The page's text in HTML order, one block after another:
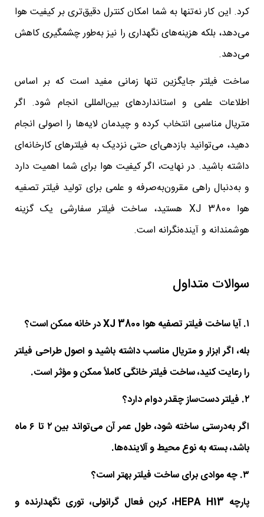
کرد. این کار نه‌تنها به شما امکان کنترل دقیق‌تری بر کیفیت هوا
می‌دهد، بلکه هزینه‌های نگهداری را نیز به‌طور چشمگیری کاهش
می‌دهد.
ساخت فیلتر جایگزین تنها زمانی مفید است که بر اساس
اطلاعات علمی و استانداردهای بین‌المللی انجام شود. اگر
متریال مناسبی انتخاب کرده و چیدمان لایه‌ها را اصولی انجام
دهید، می‌توانید بازدهی‌ای حتی نزدیک به فیلترهای کارخانه‌ای
داشته باشید. در نهایت، اگر کیفیت هوا برای شما اهمیت دارد
و به‌دنبال راهی مقرون‌به‌صرفه و علمی برای تولید فیلتر تصفیه
هوا XJ 3800 هستید، ساخت فیلتر سفارشی یک گزینه
هوشمندانه و آینده‌نگرانه است.
سوالات متداول
۱. آیا ساخت فیلتر تصفیه هوا XJ 3800 در خانه ممکن است؟
بله، اگر ابزار و متریال مناسب داشته باشید و اصول طراحی فیلتر
را رعایت کنید، ساخت فیلتر خانگی کاملاً ممکن و مؤثر است.
۲. فیلتر دست‌ساز چقدر دوام دارد؟
اگر به‌درستی ساخته شود، طول عمر آن می‌تواند بین ۲ تا ۶ ماه
باشد، بسته به نوع محیط و آلاینده‌ها.
۳. چه موادی برای ساخت فیلتر بهتر است؟
پارچه HEPA H13، کربن فعال گرانولی، توری نگهدارنده و